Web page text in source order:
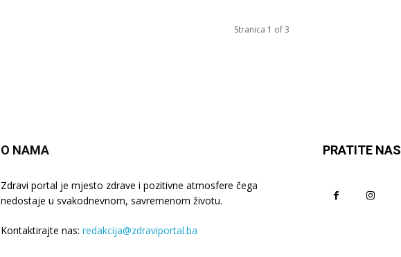
Stranica 1 of 3
O NAMA
Zdravi portal je mjesto zdrave i pozitivne atmosfere čega
nedostaje u svakodnevnom, savremenom životu.
Kontaktirajte nas: redakcija@zdraviportal.ba
PRATITE NAS